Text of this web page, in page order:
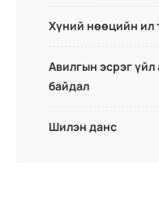
Хүний нөөцийн ил
Авилгын эсрэг
байдал
Шилэн данс